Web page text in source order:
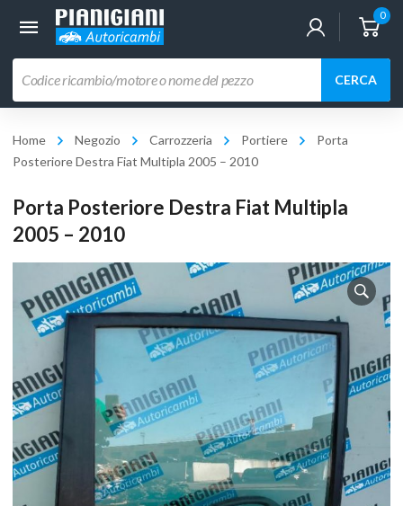
0
prodotti
CERCA
Home Negozio Carrozzeria Portiere
Porta
Posteriore Destra Fiat Multipla 2005 – 2010
Porta Posteriore Destra Fiat Multipla
2005 – 2010